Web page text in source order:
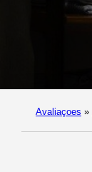
Avaliaçoes »